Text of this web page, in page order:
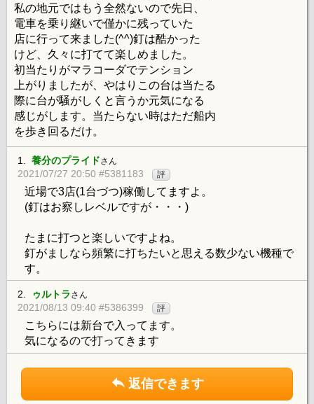
私の地元ではもう全然ないので先日、
電車を乗り継いで僅かに残っていた
店に行って来ました(^^)釘は酷かった
けど、久々に打てて楽しめました。
初当たりがマラコーダでテンション
上がりましたが、やはりこの台は当たる
際に台が騒がしくと言うか元気になる
感じがします。当たらない時はただ船内
を歩き回るだけ。
1. 養分のプライドさん
2021/07/27 20:50 #5381183 評
近場で3店(1台づつ)稼働してますよ。
(釘はお察しレベルですが・・・)
たまに打つと楽しいですよね。
釘がましなら頻繁に打ちたいと思える数少ない機種で
す。
2. ゥルトラさん
2021/08/13 09:40 #5386399 評
こちらには新台で入ってます。
気になるので打ってきます
返信できます